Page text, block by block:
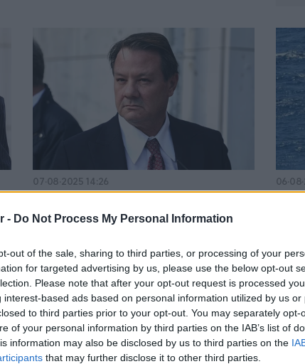
- Do Not Process My Personal Information
out of the sale, sharing to third parties, or processing of your
for targeted advertising by us, please use the below opt-out
Please note that after your opt-out request is processed
interest-based ads based on personal information utilized by us or
to third parties prior to your opt-out. You may separately opt-
of your personal information by third parties on the IAB’s list of
information may also be disclosed by us to third parties on the
that may further disclose it to other third parties.
07·08·2025 14:26
του στη Σαντορίνη: Δεν
λειτουργούσε το τιμόνι και
Πώς